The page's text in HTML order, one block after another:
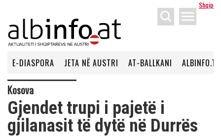
Shqip
menu
E-DIASPORA JETA NË AUSTRI AT-BALLKANI ALBINFO.TV
Kosova
Gjendet trupi i pajetë i
gjilanasit të dytë në Durrës